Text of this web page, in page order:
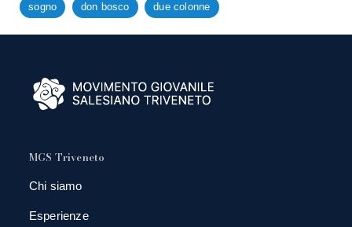
sogno don bosco due colonne
MGS Triveneto
Chi siamo
Esperienze